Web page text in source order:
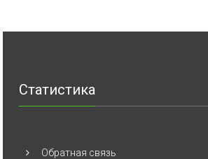
Статистика
Обратная связь